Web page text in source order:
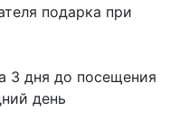
подарка при
3 дня до посещения
день